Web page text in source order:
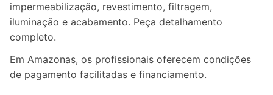
impermeabilização, revestimento, filtragem,
iluminação e acabamento. Peça detalhamento
completo.
Em Amazonas, os profissionais oferecem condições
de pagamento facilitadas e financiamento.